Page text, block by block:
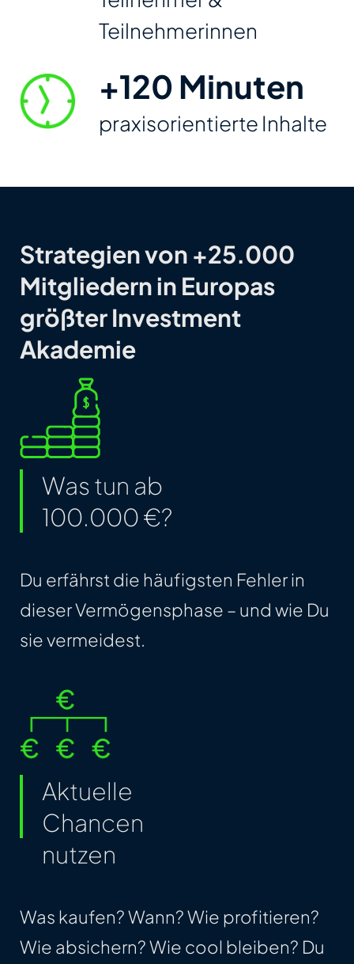
Teilnehmerinnen
+120 Minuten
praxis­orientierte Inhalte
Strategien von +25.000
Mitgliedern in Europas
größter Investment
Akademie
Was tun ab
100.000 €?
Du erfährst die häufigsten Fehler in
dieser Vermögensphase – und wie Du
sie vermeidest.
Aktuelle
Chancen
nutzen
Was kaufen? Wann? Wie profitieren?
Wie absichern? Wie cool bleiben? Du